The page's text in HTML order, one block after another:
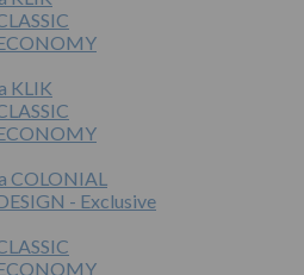
KLIK
COLONIAL
- Exclusive